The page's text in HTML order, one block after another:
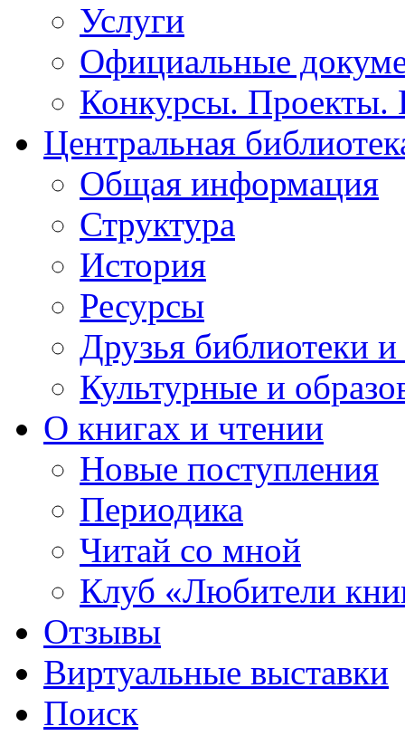
Услуги
Официальные
Конкурсы.
Центральная
Общая информация
Структура
История
Ресурсы
Друзья библиотеки
Культурные и
О книгах и чтении
Новые поступления
Периодика
Читай со мной
Клуб «Любители
Отзывы
Виртуальные выставки
Поиск